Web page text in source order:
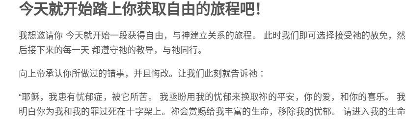
今天就开始踏上你获取自由的旅程吧！
我想邀请你 今天就开始一段获得自由，与神建立关系的旅程。 此时我们即可选择接受祂的赦免，然
后接下来的每一天 都遵守祂的教导，与祂同行。
向上帝承认你所做过的错事，并且悔改。让我们此刻就告诉祂 ：
“耶稣，我患有忧郁症，被它所苦。 我亟盼用我的忧郁来换取祢的平安，你的爱，和你的喜乐。 我
明白你为我和我的罪过死在十字架上。祢会赏赐给我丰富的生命，移除我的忧郁。 请进入我的生命